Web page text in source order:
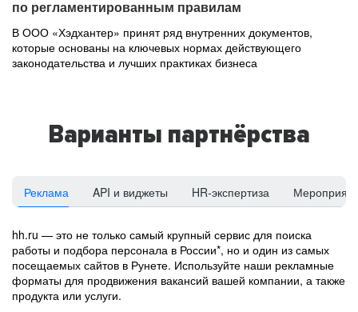
по регламентированным правилам
В ООО «Хэдхантер» принят ряд внутренних документов,
которые основаны на ключевых нормах действующего
законодательства и лучших практиках бизнеса
Варианты партнёрства
Реклама API и виджеты HR-экспертиза
hh.ru — это не только самый крупный сервис для поиска
работы и подбора персонала в России*, но и один из самых
посещаемых сайтов в Рунете. Используйте наши рекламные
форматы для продвижения вакансий вашей компании, а также
продукта или услуги.